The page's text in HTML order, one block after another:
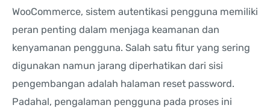
WooCommerce, sistem autentikasi pengguna memiliki
peran penting dalam menjaga keamanan dan
kenyamanan pengguna. Salah satu fitur yang sering
digunakan namun jarang diperhatikan dari sisi
pengembangan adalah halaman reset password.
Padahal, pengalaman pengguna pada proses ini